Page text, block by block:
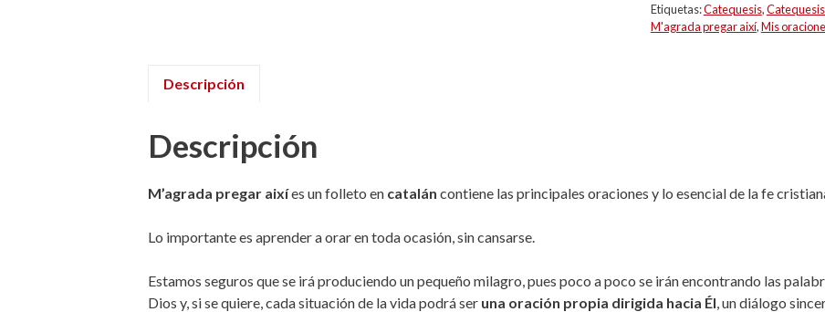
Etiquetas:Catequesis,
M'agrada pregar així,Mis
Descripción
Descripción
M’agrada pregar aixíes un folleto en catalán contiene las principales oraciones y lo esencial de la fe
Lo importante es aprender a orar en toda ocasión, sin cansarse.
Estamos seguros que se irá produciendo un pequeño milagro, pues poco a poco se irán encontrando las
Dios y, si se quiere, cada situación de la vida podrá ser una oración propia dirigida hacia Él, un diálogo